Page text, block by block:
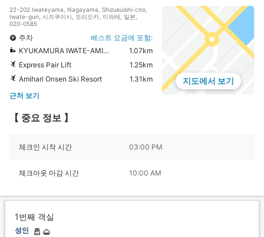
22-202 Iwateyama, Nagayama, Shizukuishi-cho,
Iwate-gun, 시즈쿠이시, 모리오카, 이와테, 일본,
020-0585
주차
베스트 요금에 포함:
KYUKAMURA IWATE-AMIHARIONSEN
1.07km
Express Pair Lift
1.25km
Amihari Onsen Ski Resort
1.31km
근처 보기
지도에서 보기
【 중요 정보 】
체크인 시작 시간 03:00 PM
체크아웃 마감 시간 10:00 AM
1번째 객실
성인